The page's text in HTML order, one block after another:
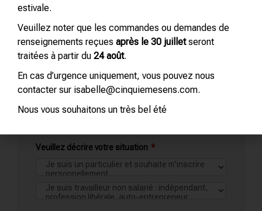
par votre entreprise: inscription jusqu’à
J-2.
-Votre formation peut être
l’OPCO de votre entreprise: inscription
jusqu’à J-21
Veuillez décrire votre situation
estivale.
Veuillez noter que les commandes ou demandes de
renseignements reçues après le 30 juilletseront
traitées à partir du 24 août.
En cas d’urgence uniquement, vous pouvez nous
contacter sur isabelle@cinquiemesens.com.
Nous vous souhaitons un très bel été